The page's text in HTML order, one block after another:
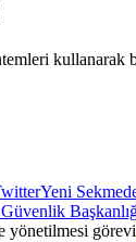
kullanarak
Yeni
yönetilmesi görevi